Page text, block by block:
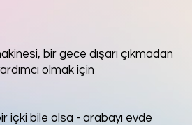
bir gece dışarı çıkmadan
olmak için
içki bile olsa - arabayı evde